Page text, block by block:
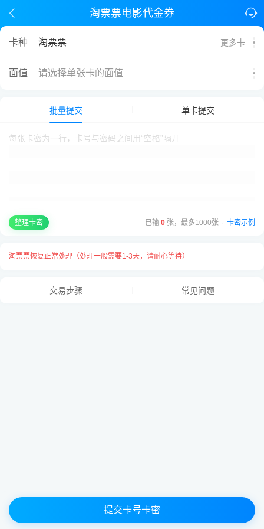
淘票票电影代金券
卡种 淘票票 更多卡
面值 请选择单张卡的面值
批量提交 单卡提交
整理卡密 已输 0 张，最多1000张 · 卡密示例
淘票票恢复正常处理（处理一般需要1-3天，请耐心等待）
交易步骤 常见问题
提交卡号卡密
卡号与卡密之间请用 隔开，